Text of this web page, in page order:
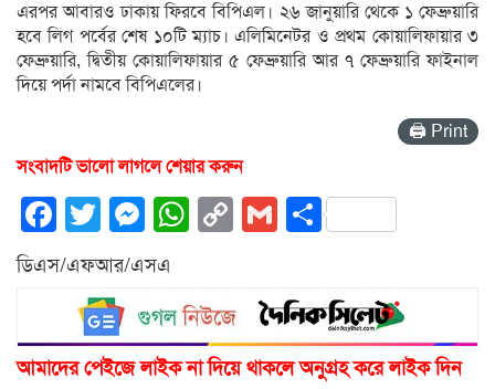
এরপর আবারও ঢাকায় ফিরবে বিপিএল। ২৬ জানুয়ারি থেকে ১ ফেব্রুয়ারি
হবে লিগ পর্বের শেষ ১০টি ম্যাচ। এলিমিনেটর ও প্রথম কোয়ালিফায়ার ৩
ফেব্রুয়ারি, দ্বিতীয় কোয়ালিফায়ার ৫ ফেব্রুয়ারি আর ৭ ফেব্রুয়ারি ফাইনাল
দিয়ে পর্দা নামবে বিপিএলের।
🖨 Print
সংবাদটি ভালো লাগলে শেয়ার করুন
Facebook
Twitter
Messenger
WhatsApp
CopyGmailShare
ডিএস/এফআর/এসএ
আমাদের পেইজে লাইক না দিয়ে থাকলে অনুগ্রহ করে লাইক দিন